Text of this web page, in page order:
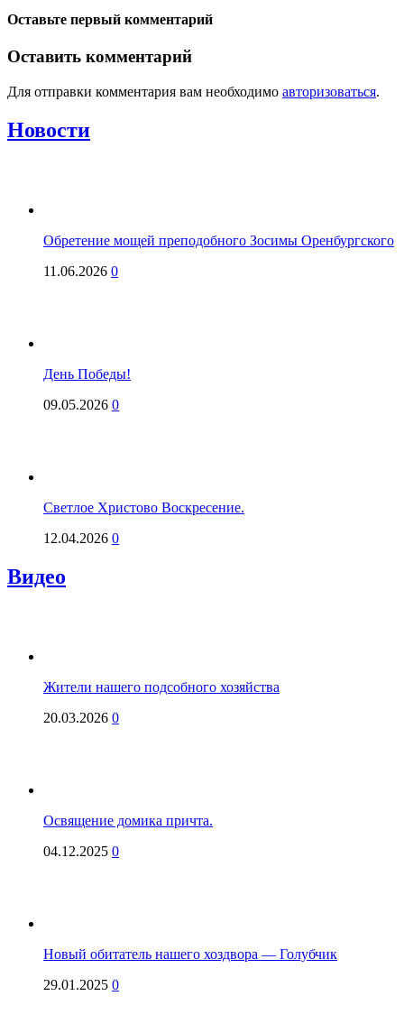
Оставьте первый комментарий
Оставить комментарий
Для отправки комментария вам необходимо авторизоваться.
Новости
Обретение мощей преподобного Зосимы Оренбургского
11.06.2026 0
День Победы!
09.05.2026 0
Светлое Христово Воскресение.
12.04.2026 0
Видео
Жители нашего подсобного хозяйства
20.03.2026 0
Освящение домика причта.
04.12.2025 0
Новый обитатель нашего хоздвора — Голубчик
29.01.2025 0